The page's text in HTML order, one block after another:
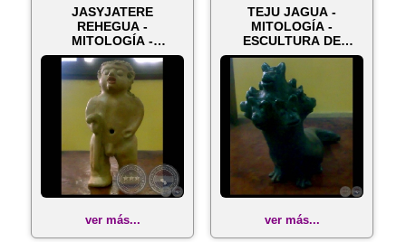
JASYJATERE
REHEGUA -
MITOLOGÍA -
ESCULTURA DE
EDILTHRUDIS
NOGUERA
ver más...
TEJU JAGUA -
MITOLOGÍA -
ESCULTURA DE
EDILTHRUDIS
NOGUERA)
ver más...